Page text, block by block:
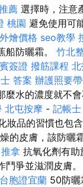
薦 選擇時，注意
桃園 避免使用可
燴價格 seo教學
船防曬霜。 竹北
簽證 撥筋課程
答案 辦護照要
水的濃度就不
北屯按摩 - 記帳
妝品的習慣也包
的皮膚，該防曬
拿 抗氧化劑有
鬥爭並滋潤皮膚。
台胞證宜蘭 50防曬